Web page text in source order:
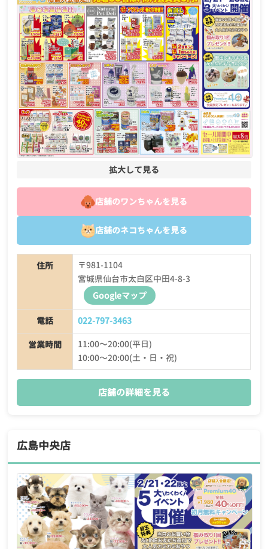
拡大して見る
店舗のワンちゃんを見る
店舗のネコちゃんを見る
住所
〒981-1104
宮城県仙台市太白区中田4-8-3
Googleマップ
電話
022-797-3463
営業時間
11:00〜20:00(平日)
10:00〜20:00(土・日・祝)
店舗の詳細を見る
広島中央店